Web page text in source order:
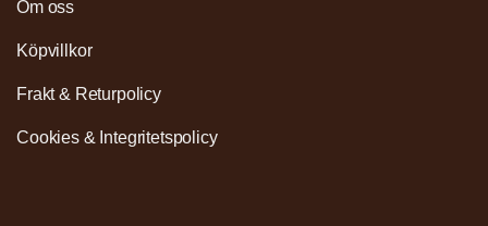
Om oss
Köpvillkor
Frakt & Returpolicy
Cookies & Integritetspolicy